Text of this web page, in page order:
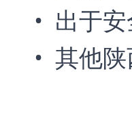
• 出于
• 其他